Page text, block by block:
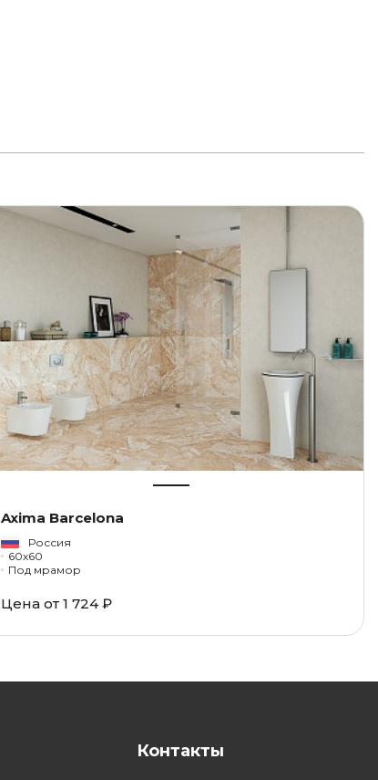
Axima Barcelona
Россия
60x60
Под мрамор
Цена от 1 724 ₽
Контакты